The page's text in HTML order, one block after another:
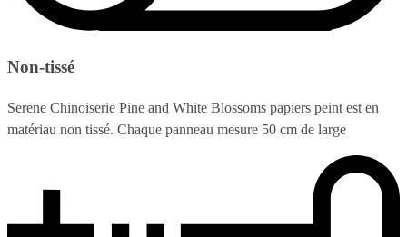
Non-tissé
Serene Chinoiserie Pine and White Blossoms papiers peint est en
matériau non tissé. Chaque panneau mesure 50 cm de large